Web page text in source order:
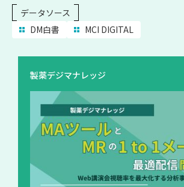
データソース
DM白書
MCI DIGITAL
製薬デジマナレッジ